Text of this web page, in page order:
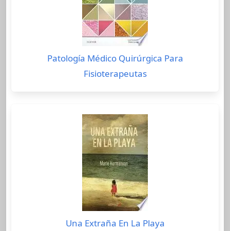
Patología Médico Quirúrgica Para
Fisioterapeutas
Una Extraña En La Playa